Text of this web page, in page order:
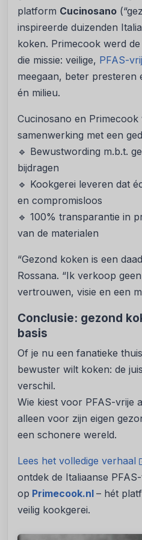
platform Cucinosano
inspireerde duizenden
koken. Primecook werd
die missie: veilige, PFAS-
meegaan, beter presteren
én milieu.
Cucinosano en
samenwerking met een
🔹 Bewustwording m.b.t.
bijdragen
🔹 Kookgerei leveren dat
en compromisloos
🔹 100% transparantie in
van de materialen
“Gezond koken is een
Rossana. “Ik verkoop
vertrouwen, visie en een
Conclusie: gezond
basis
Of je nu een fanatieke
bewuster wilt koken: de
verschil.
Wie kiest voor PFAS-vrije
alleen voor zijn eigen
een schonere wereld.
Lees het volledige verhaal
ontdek de Italiaanse
op Primecook.nl – hét
veilig kookgerei.